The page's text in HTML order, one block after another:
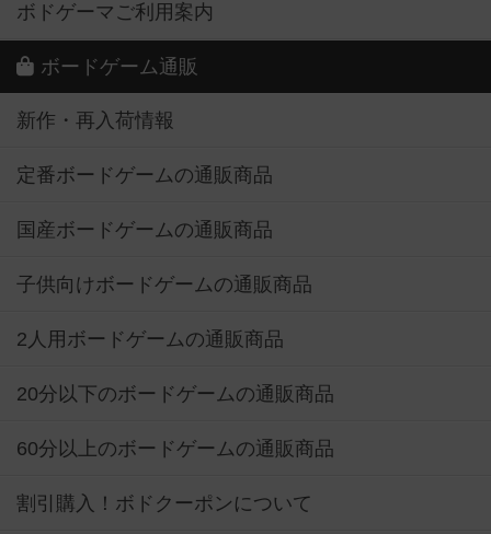
ボドゲーマご利用案内
ボードゲーム通販
新作・再入荷情報
定番ボードゲームの通販商品
国産ボードゲームの通販商品
子供向けボードゲームの通販商品
2人用ボードゲームの通販商品
20分以下のボードゲームの通販商品
60分以上のボードゲームの通販商品
割引購入！ボドクーポンについて